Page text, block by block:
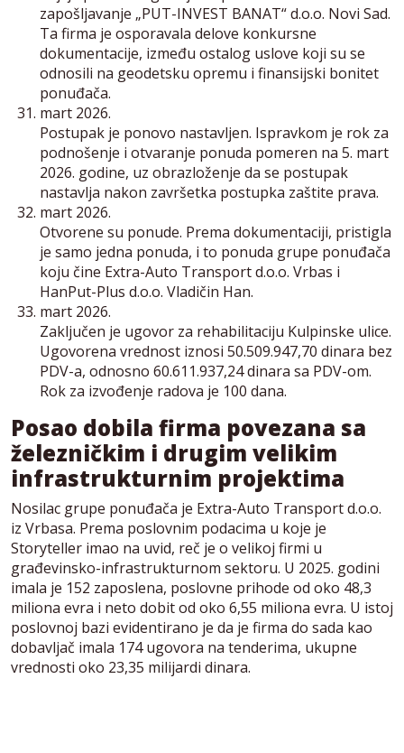
zapošljavanje „PUT-INVEST BANAT“ d.o.o. Novi Sad.
Ta firma je osporavala delove konkursne
dokumentacije, između ostalog uslove koji su se
odnosili na geodetsku opremu i finansijski bonitet
ponuđača.
mart 2026.
Postupak je ponovo nastavljen. Ispravkom je rok za
podnošenje i otvaranje ponuda pomeren na 5. mart
2026. godine, uz obrazloženje da se postupak
nastavlja nakon završetka postupka zaštite prava.
mart 2026.
Otvorene su ponude. Prema dokumentaciji, pristigla
je samo jedna ponuda, i to ponuda grupe ponuđača
koju čine Extra-Auto Transport d.o.o. Vrbas i
HanPut-Plus d.o.o. Vladičin Han.
mart 2026.
Zaključen je ugovor za rehabilitaciju Kulpinske ulice.
Ugovorena vrednost iznosi 50.509.947,70 dinara bez
PDV-a, odnosno 60.611.937,24 dinara sa PDV-om.
Rok za izvođenje radova je 100 dana.
Posao dobila firma povezana sa
železničkim i drugim velikim
infrastrukturnim projektima
Nosilac grupe ponuđača je Extra-Auto Transport d.o.o.
iz Vrbasa. Prema poslovnim podacima u koje je
Storyteller imao na uvid, reč je o velikoj firmi u
građevinsko-infrastrukturnom sektoru. U 2025. godini
imala je 152 zaposlena, poslovne prihode od oko 48,3
miliona evra i neto dobit od oko 6,55 miliona evra. U istoj
poslovnoj bazi evidentirano je da je firma do sada kao
dobavljač imala 174 ugovora na tenderima, ukupne
vrednosti oko 23,35 milijardi dinara.